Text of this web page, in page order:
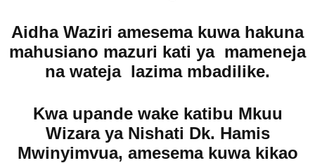
Aidha Waziri amesema kuwa hakuna
mahusiano mazuri kati ya mameneja
na wateja lazima mbadilike.
Kwa upande wake katibu Mkuu
Wizara ya Nishati Dk. Hamis
Mwinyimvua, amesema kuwa kikao